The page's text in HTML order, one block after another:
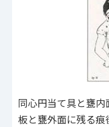
同心円当て具と甕
板と甕外面に残る